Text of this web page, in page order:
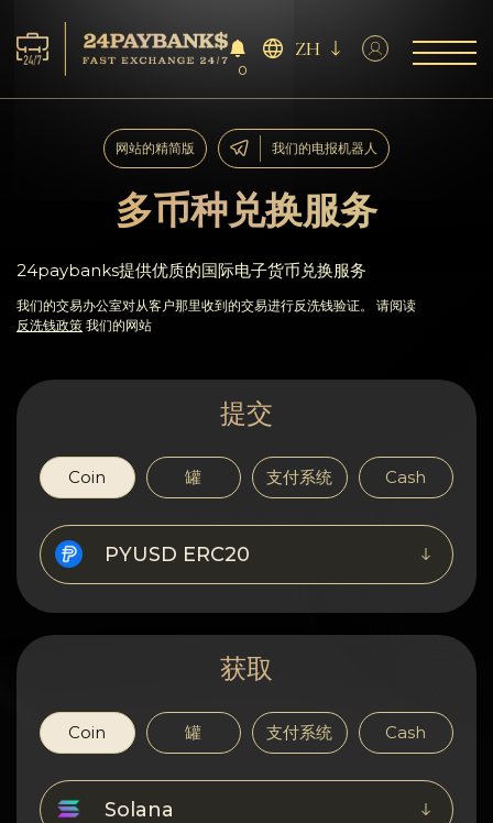
服务
合作伙伴
反馈
规则
隐私
联系方式
Wiki
名誉
网站地图
0
ZH
多币种兑换服务
网站的精简版 我们的电报机器人
24paybanks提供优质的国际电子货币兑换服务
我们的交易办公室对从客户那里收到的交易进行反洗钱验证。 请阅读
反洗钱政策 我们的网站
提交
Coin 罐 支付系统 Cash
PYUSD ERC20
获取
Coin 罐 支付系统 Cash
Solana